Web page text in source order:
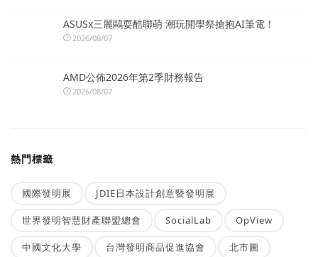
ASUSx三麗鷗耍酷聯萌 潮玩開學祭搶抱AI筆電！
2026/08/07
AMD公佈2026年第2季財務報告
2026/08/07
熱門標籤
國際發明展 JDIE日本設計創意暨發明展
世界發明智慧財產聯盟總會 SocialLab OpView
中國文化大學 台灣發明商品促進協會 北市圖